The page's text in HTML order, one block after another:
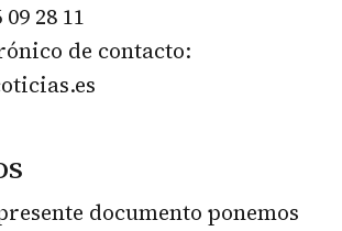
28 11
de contacto:
documento ponemos